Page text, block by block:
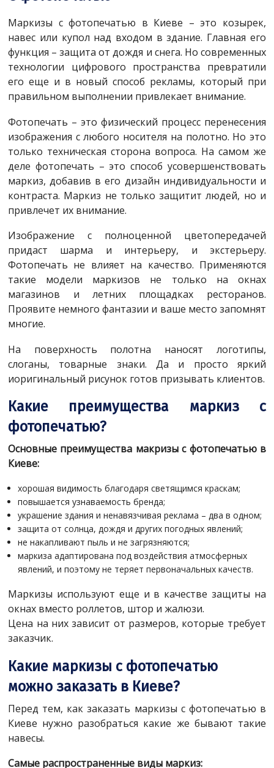
Маркизы c фотопечатью в Киеве – это козырек,
навес или купол над входом в здание. Главная его
функция – защита от дождя и снега. Но современных
технологии цифрового пространства превратили
его еще и в новый способ рекламы, который при
правильном выполнении привлекает внимание.
Фотопечать – это физический процесс перенесения
изображения с любого носителя на полотно. Но это
только техническая сторона вопроса. На самом же
деле фотопечать – это способ усовершенствовать
маркиз, добавив в его дизайн индивидуальности и
контраста. Маркиз не только защитит людей, но и
привлечет их внимание.
Изображение с полноценной цветопередачей
придаст шарма и интерьеру, и экстерьеру.
Фотопечать не влияет на качество. Применяются
такие модели маркизов не только на окнах
магазинов и летних площадках ресторанов.
Проявите немного фантазии и ваше место запомнят
многие.
На поверхность полотна наносят логотипы,
слоганы, товарные знаки. Да и просто яркий
иоригинальный рисунок готов призывать клиентов.
Какие преимущества маркиз с
фотопечатью?
Основные преимущества макризы с фотопечатью в
Киеве:
хорошая видимость благодаря светящимся краскам;
повышается узнаваемость бренда;
украшение здания и ненавязчивая реклама – два в одном;
защита от солнца, дождя и других погодных явлений;
не накапливают пыль и не загрязняются;
маркиза адаптирована под воздействия атмосферных
явлений, и поэтому не теряет первоначальных качеств.
Маркизы используют еще и в качестве защиты на
окнах вместо роллетов, штор и жалюзи.
Цена на них зависит от размеров, которые требует
заказчик.
Какие маркизы с фотопечатью
можно заказать в Киеве?
Перед тем, как заказать маркизы с фотопечатью в
Киеве нужно разобраться какие же бывают такие
навесы.
Самые распространенные виды маркиз: